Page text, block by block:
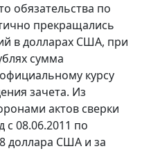
обязательства по
прекращались
в долларах США, при
сумма
курсу
зачета. Из
актов сверки
с 08.06.2011 по
доллара США и за